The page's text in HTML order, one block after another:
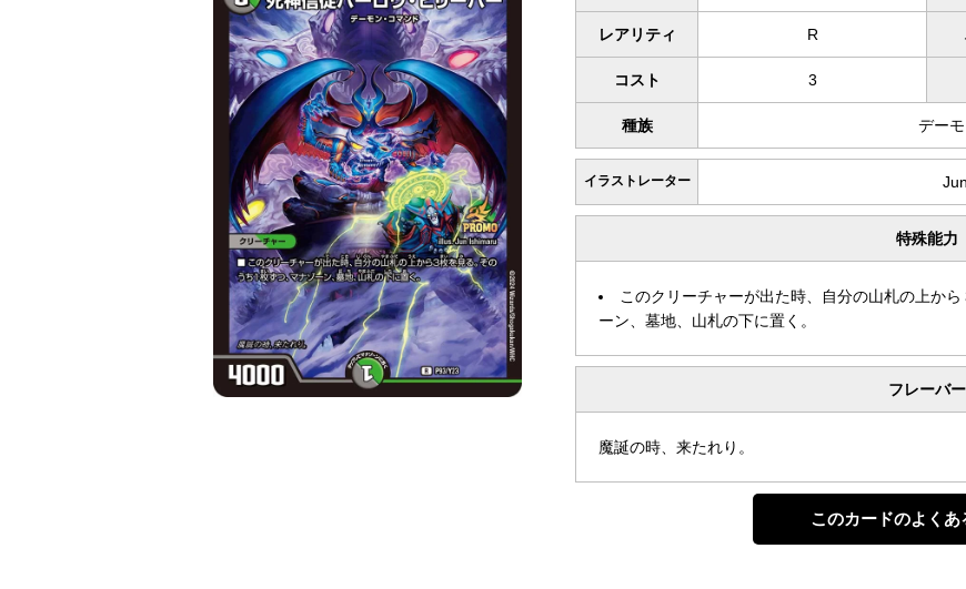
レアリティ R
コスト 3
種族 デー
イラストレーター
特殊能力
このクリーチャーが出た時、自分の山札の上か
ーン、墓地、山札の下に置く。
フレーバー
魔誕の時、来たれり。
このカードのよくあ